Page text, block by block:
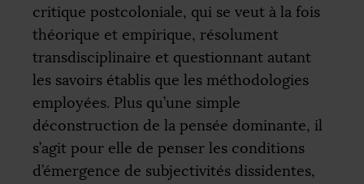
critique postcoloniale, qui se veut à la fois
théorique et empirique, résolument
transdisciplinaire et questionnant autant
les savoirs établis que les méthodologies
employées. Plus qu’une simple
déconstruction de la pensée dominante, il
s’agit pour elle de penser les conditions
d’émergence de subjectivités dissidentes,